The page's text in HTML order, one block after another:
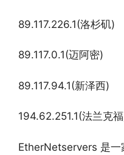
89.117.226.1(洛杉矶)
89.117.0.1(迈阿密)
89.117.94.1(新泽西)
194.62.251.1(法兰克
EtherNetservers 是